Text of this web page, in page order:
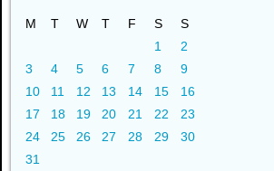
M T W T F S
S
1
2
3
4 5 6 7 8
9
10
11 12 13 14 15
16
17
18 19 20 21 22
23
24
25 26 27 28 29
30
31